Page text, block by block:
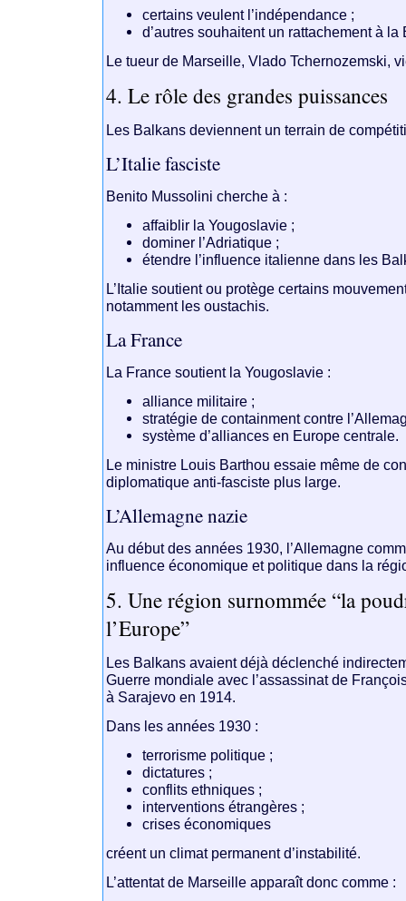
certains veulent l’indépendance ;
d’autres souhaitent un rattachement à la
Le tueur de Marseille,Vlado Tchernozemski,
4. Le rôle des grandes puissances
Les Balkans deviennent un terrain de
L’Italie fasciste
Benito Mussolini cherche à :
affaiblir la Yougoslavie ;
dominer l’Adriatique ;
étendre l’influence italienne dans les
L’Italie soutient ou protège certains
notamment les oustachis.
La France
La France soutient la Yougoslavie :
alliance militaire ;
stratégie de containment contre
système d’alliances en Europe centrale.
Le ministre Louis Barthou essaie même de
diplomatique anti-fasciste plus large.
L’Allemagne nazie
Au début des années 1930, l’Allemagne
influence économique et politique dans la
5. Une région surnommée “la
l’Europe”
Les Balkans avaient déjà déclenché
Guerre mondiale avec l’assassinat de
à Sarajevo en 1914.
Dans les années 1930 :
terrorisme politique ;
dictatures ;
conflits ethniques ;
interventions étrangères ;
crises économiques
créent un climat permanent d’instabilité.
L’attentat de Marseille apparaît donc comme :